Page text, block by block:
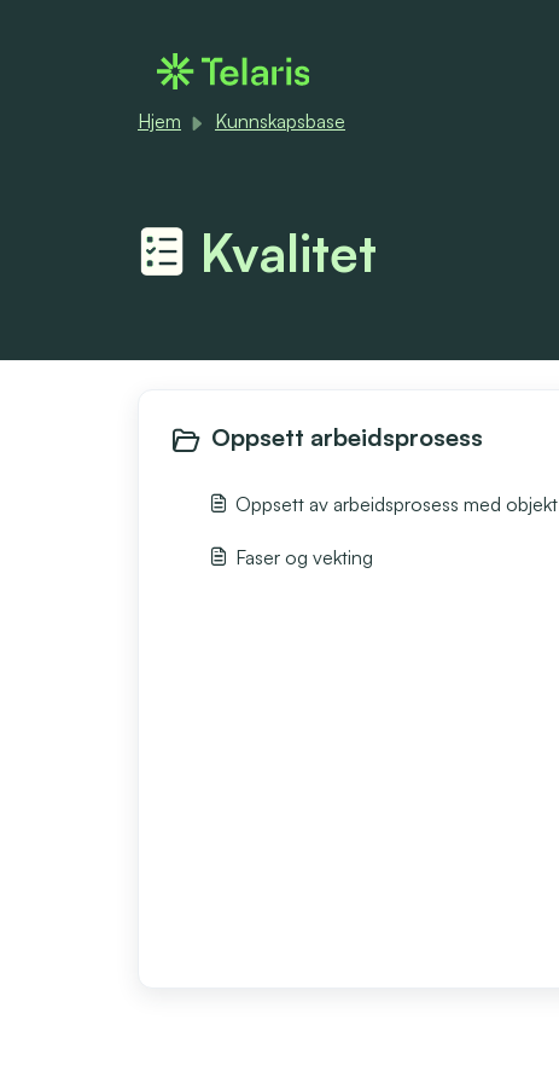
Hjem Kunnskapsbase
Kvalitet
Oppsett arbeidsprosess
Oppsett av arbeidsprosess med objekt
Faser og vekting